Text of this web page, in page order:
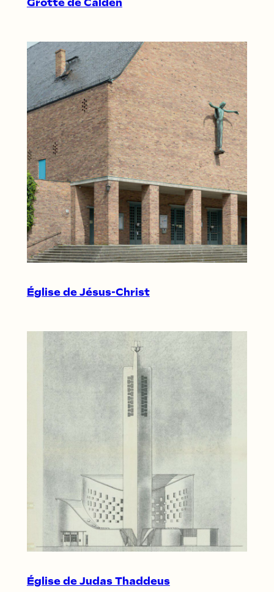
Grotte de Calden
Église de Jésus-Christ
Église de Judas Thaddeus